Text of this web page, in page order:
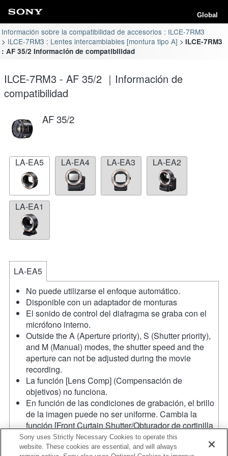
Global
Información sobre la compatibilidad de accesorios : ILCE-7RM3
ILCE-7RM3 : Lentes intercambiables [montura tipo A]
ILCE-7RM3
: AF 35/2 Información de compatibilidad
ILCE-7RM3 - AF 35/2 ｜Información de
compatibilidad
AF 35/2
LA-EA5 LA-EA4 LA-EA3 LA-EA2
LA-EA1
LA-EA5
No puede utilizarse el enfoque automático.
Disponible con un adaptador de monturas
El sonido de control del diafragma se graba con el
micrófono interno.
Outside the A (Aperture priority), S (Shutter priority),
and M (Manual) modes, the shutter speed and the
aperture can not be adjusted during the movie
recording.
La función [Lens Comp] (Compensación de
objetivos) no funciona.
En función de las condiciones de grabación, el brillo
de la imagen puede no ser uniforme. Cambia la
función [Front Curtain Shutter/Obturador de cortinilla
frontal] a [Off/Apagado].
Si acoplas la [lente del tipo A-mount] usando un
Sony uses Strictly Necessary Cookies to operate this
website. These cookies are essential, and will always